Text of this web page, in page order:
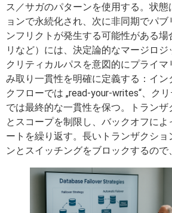
ス／サガのパターンを使用する。状
ョンで永続化され、次に非同期でパブ
ンフリクトが発生する可能性がある
リなど）には、決定論的なマージロジ
クリティカルパスを意図的にプライ
み取り一貫性を明確に定義する：イン
クフローでは „read-your-writes“、ク
では最終的な一貫性を保つ。トラン
とスコープを制限し、バックオフに
ートを繰り返す。長いトランザクショ
ンとスイッチングをブロックするので